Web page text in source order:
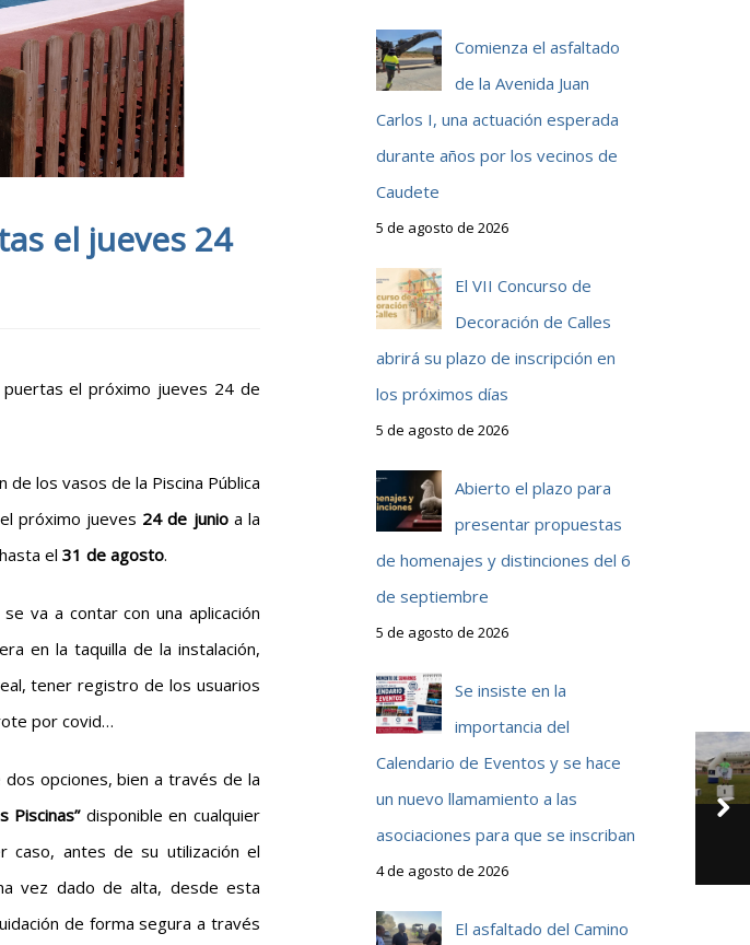
el jueves 24
puertas el próximo jueves 24 de
los vasos de la Piscina Pública
próximo jueves 24 de junioa la
el 31 de agosto.
va a contar con una aplicación
en la taquilla de la instalación,
tener registro de los usuarios
por covid…
opciones, bien a través de la
Piscinas”disponible en cualquier
caso, antes de su utilización el
vez dado de alta, desde esta
de forma segura a través
Comienza el asfaltado
de la Avenida Juan
Carlos I, una actuación esperada
durante años por los vecinos de
Caudete
5 de agosto de 2026
El VII Concurso de
Decoración de Calles
abrirá su plazo de inscripción en
los próximos días
5 de agosto de 2026
Abierto el plazo para
presentar propuestas
de homenajes y distinciones del 6
de septiembre
5 de agosto de 2026
Se insiste en la
importancia del
Calendario de Eventos y se hace
un nuevo llamamiento a las
asociaciones para que se inscriban
4 de agosto de 2026
El asfaltado del Camino